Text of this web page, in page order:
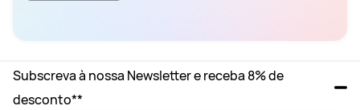
Subscreva à nossa Newsletter e receba 8% de
desconto**